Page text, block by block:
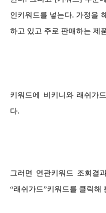
인키워드를 넣는다. 가정을
하고 있고 주로 판매하는 제
키워드에 비키니와 래쉬가
다.
그러면 연관키워드 조회결
“래쉬가드”키워드를 클릭해